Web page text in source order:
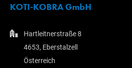
KOTI-KOBRA GmbH
Hartleitnerstraße 8
4653, Eberstalzell
Österreich